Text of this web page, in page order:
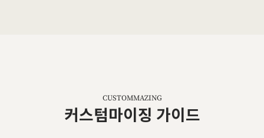
CUSTOMMAZING
커스텀마이징 가이드